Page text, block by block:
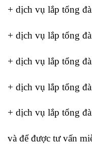
+ dịch vụ lắp tổng
+ dịch vụ lắp tổng
+ dịch vụ lắp tổng
+ dịch vụ lắp tổng
+ dịch vụ lắp tổng
và để được tư vấn